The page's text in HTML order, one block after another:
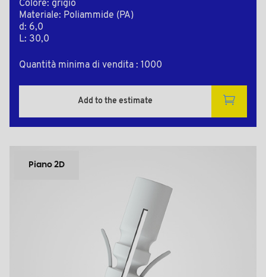
Colore: grigio
Materiale: Poliammide (PA)
d: 6,0
L: 30,0
Quantità minima di vendita : 1000
Add to the estimate
Piano 2D